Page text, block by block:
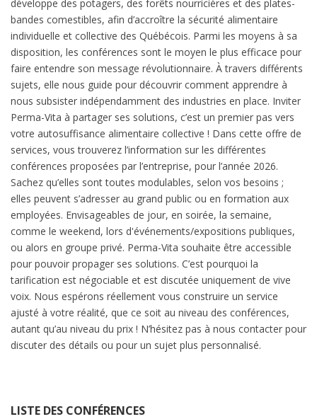
développe des potagers, des forêts nourricières et des plates-
bandes comestibles, afin d’accroître la sécurité alimentaire
individuelle et collective des Québécois. Parmi les moyens à sa
disposition, les conférences sont le moyen le plus efficace pour
faire entendre son message révolutionnaire. À travers différents
sujets, elle nous guide pour découvrir comment apprendre à
nous subsister indépendamment des industries en place. Inviter
Perma-Vita à partager ses solutions, c’est un premier pas vers
votre autosuffisance alimentaire collective ! Dans cette offre de
services, vous trouverez l’information sur les différentes
conférences proposées par l’entreprise, pour l’année 2026.
Sachez qu’elles sont toutes modulables, selon vos besoins ;
elles peuvent s’adresser au grand public ou en formation aux
employées. Envisageables de jour, en soirée, la semaine,
comme le weekend, lors d'événements/expositions publiques,
ou alors en groupe privé. Perma-Vita souhaite être accessible
pour pouvoir propager ses solutions. C’est pourquoi la
tarification est négociable et est discutée uniquement de vive
voix. Nous espérons réellement vous construire un service
ajusté à votre réalité, que ce soit au niveau des conférences,
autant qu’au niveau du prix ! N’hésitez pas à nous contacter pour
discuter des détails ou pour un sujet plus personnalisé.
LISTE DES CONFÉRENCES